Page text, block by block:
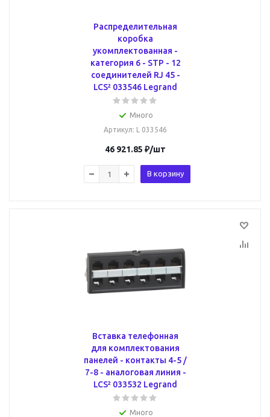
Распределительная
коробка
укомплектованная -
категория 6 - STP - 12
соединителей RJ 45 -
LCS² 033546 Legrand
Много
Артикул: L 033546
46 921.85 ₽/шт
В корзину
Вставка телефонная
для комплектования
панелей - контакты 4-5 /
7-8 - аналоговая линия -
LCS² 033532 Legrand
Много